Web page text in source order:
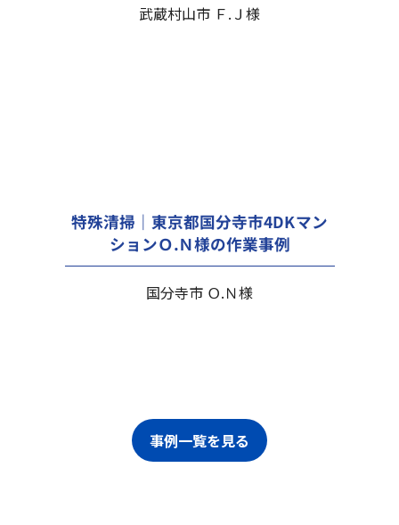
武蔵村山市 Ｆ.Ｊ様
特殊清掃｜東京都国分寺市4DKマン
ションＯ.Ｎ様の作業事例
国分寺市 Ｏ.Ｎ様
事例一覧を見る